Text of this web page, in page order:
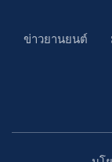
ข่าวยานยนต์